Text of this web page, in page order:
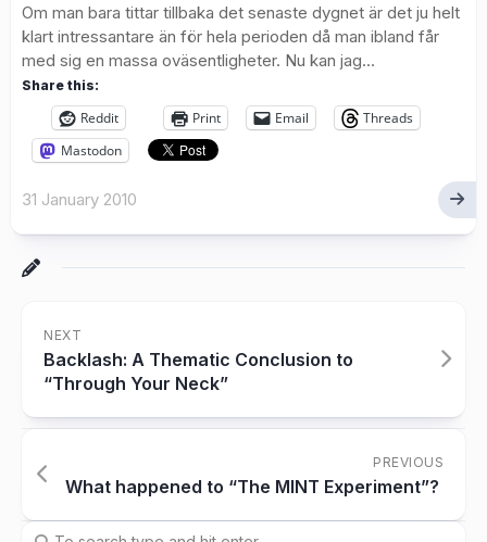
Om man bara tittar tillbaka det senaste dygnet är det ju helt
klart intressantare än för hela perioden då man ibland får
med sig en massa oväsentligheter. Nu kan jag...
Share this:
Reddit Print Email
Threads
Mastodon
31 January 2010
NEXT
Backlash: A Thematic Conclusion to
“Through Your Neck”
PREVIOUS
What happened to “The MINT Experiment”?